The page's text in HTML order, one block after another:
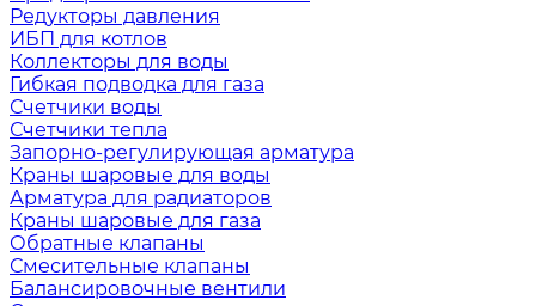
Редукторы давления
ИБП для котлов
Коллекторы для воды
Гибкая подводка для газа
Счетчики воды
Счетчики тепла
Запорно-регулирующая арматура
Краны шаровые для воды
Арматура для радиаторов
Краны шаровые для газа
Обратные клапаны
Смесительные клапаны
Балансировочные вентили